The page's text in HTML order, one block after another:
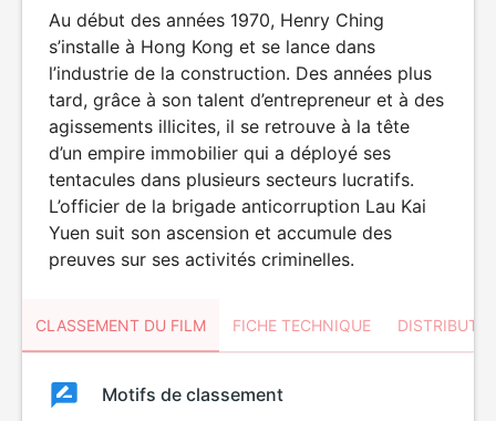
Au début des années 1970, Henry Ching
s’installe à Hong Kong et se lance dans
l’industrie de la construction. Des années plus
tard, grâce à son talent d’entrepreneur et à des
agissements illicites, il se retrouve à la tête
d’un empire immobilier qui a déployé ses
tentacules dans plusieurs secteurs lucratifs.
L’officier de la brigade anticorruption Lau Kai
Yuen suit son ascension et accumule des
preuves sur ses activités criminelles.
CLASSEMENT DU FILM FICHE TECHNIQUE
ClassementClassement
Motifs de classement